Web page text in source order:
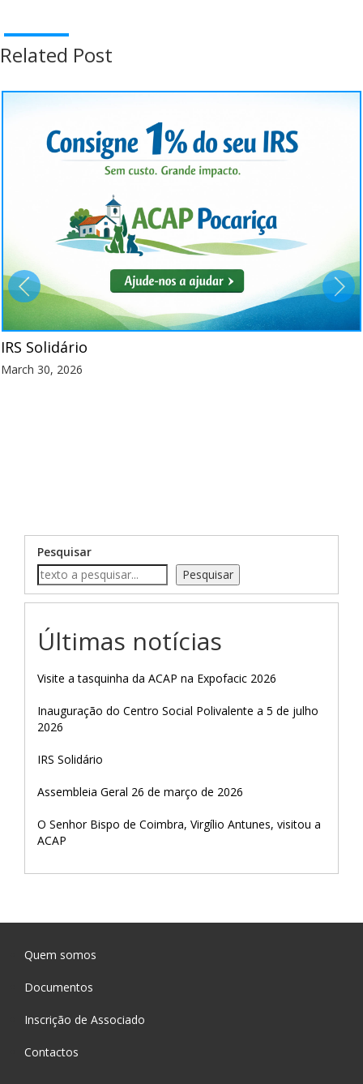
Related Post
IRS Solidário
March 30, 2026
Pesquisar
Pesquisar
Últimas notícias
Visite a tasquinha da ACAP na Expofacic 2026
Inauguração do Centro Social Polivalente a 5 de julho
2026
IRS Solidário
Assembleia Geral 26 de março de 2026
O Senhor Bispo de Coimbra, Virgílio Antunes, visitou a
ACAP
Quem somos
Documentos
Inscrição de Associado
Contactos